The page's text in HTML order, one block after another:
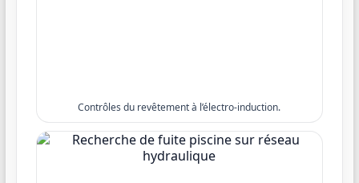
Contrôles du revêtement à l’électro-induction.